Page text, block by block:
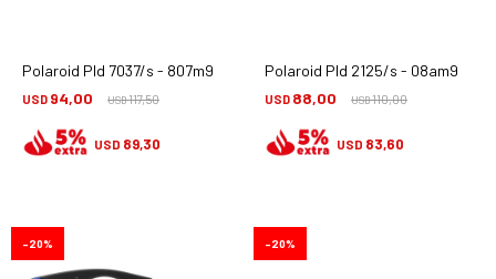
Polaroid Pld 7037/s - 807m9
USD 94,00 USD117,50
USD 89,30
Polaroid Pld 2125/s - 08am9
USD 88,00 USD110,00
USD 83,60
20 20